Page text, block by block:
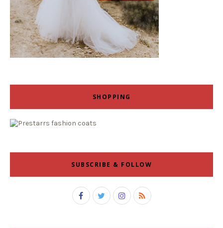
SHOPPING
SUBSCRIBE & FOLLOW